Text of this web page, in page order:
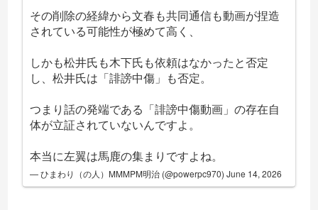
その削除の経緯から文春も共同通信も動画が捏造
されている可能性が極めて高く、
しかも松井氏も木下氏も依頼はなかったと否定
し、松井氏は「誹謗中傷」も否定。
つまり話の発端である「誹謗中傷動画」の存在自
体が立証されていないんですよ。
本当に左翼は馬鹿の集まりですよね。
— ひまわり（の人）MMMPM明治 (@powerpc970)June 14, 2026